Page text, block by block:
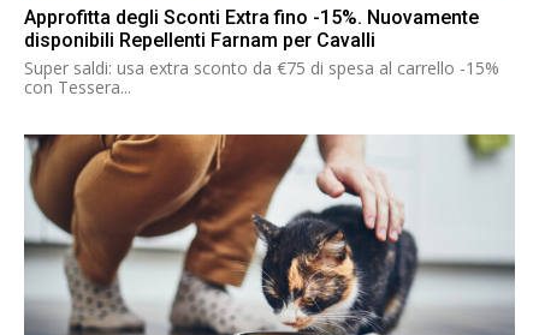
Approfitta degli Sconti Extra fino -15%. Nuovamente
disponibili Repellenti Farnam per Cavalli
Super saldi: usa extra sconto da €75 di spesa al carrello -15%
con Tessera...